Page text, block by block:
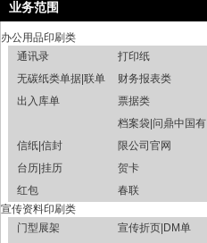
业务范围
办公用品印刷类
通讯录
打印纸
无碳纸类单据|联单
财务报表类
出入库单
票据类
信纸|信封
档案袋|问鼎中国有
限公司官网
台历|挂历
贺卡
红包
春联
宣传资料印刷类
门型展架
宣传折页|DM单